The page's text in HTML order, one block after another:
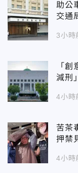
助公
交通
3小時
「
減刑」
4小時
苦茶
押禁
4小時